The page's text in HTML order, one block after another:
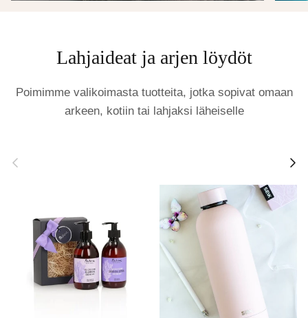
Lahjaideat ja arjen löydöt
Poimimme valikoimasta tuotteita, jotka sopivat omaan
arkeen, kotiin tai lahjaksi läheiselle
Edellinen